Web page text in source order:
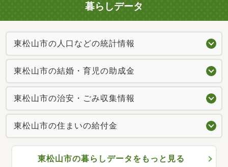
暮らしデータ
東松山市の人口などの統計情報
東松山市の結婚・育児の助成金
東松山市の治安・ごみ収集情報
東松山市の住まいの給付金
東松山市の暮らしデータをもっと見る